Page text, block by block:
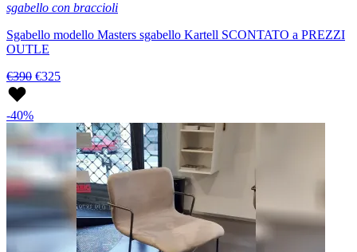
sgabello con braccioli
Sgabello modello Masters sgabello Kartell SCONTATO a PREZZI
OUTLE
€390 €325
-40%